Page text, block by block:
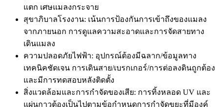
แตก เศษแมลงกระจาย
สุขาภิบาลโรงงาน: เน้นการป้องกันการเข้าถึงของแมลง
จากภายนอก การดูแลความสะอาดและการจัดสายทาง
เดินแมลง
ความปลอดภัยไฟฟ้า: อุปกรณ์ต้องมีฉลาก/ข้อมูลทาง
เทคนิคชัดเจน การเดินสาย/เบรกเกอร์/การต่อลงดินถูกต้อง
และมีการทดสอบหลังติดตั้ง
สิ่งแวดล้อมและการกำจัดของเสีย: การทิ้งหลอด UV และ
แผ่นกาวต้องเป็นไปตามข้อกำหนดการกำจัดขยะที่มีองค์